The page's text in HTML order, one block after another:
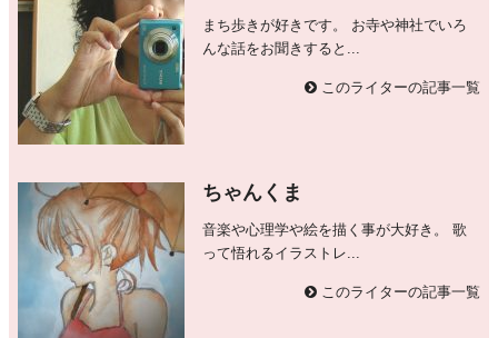
まち歩きが好きです。 お寺や神社でいろ
んな話をお聞きすると...
このライターの記事一覧
ちゃんくま
音楽や心理学や絵を描く事が大好き。 歌
って悟れるイラストレ...
このライターの記事一覧